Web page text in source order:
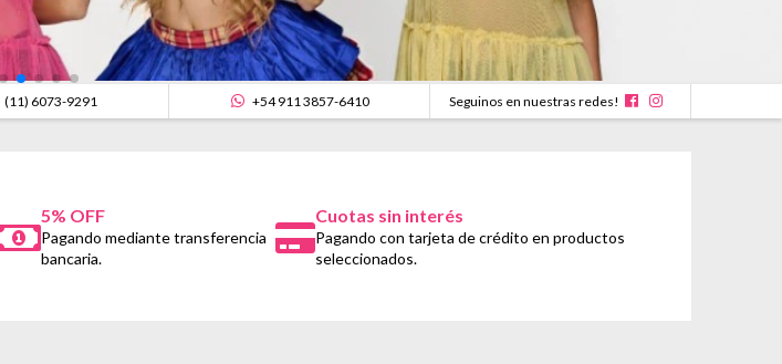
(11) 6073-9291 +54 911 3857-6410 Seguinos en nuestras redes!
5% OFF
Pagando mediante transferencia
bancaria.
Cuotas sin interés
Pagando con tarjeta de crédito en productos
seleccionados.